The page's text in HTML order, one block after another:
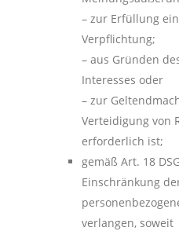
– zur Erfüllung
Verpflichtung;
– aus Gründen
Interesses oder
– zur
Verteidigung von
erforderlich ist;
gemäß Art. 18
Einschränkung
verlangen, soweit